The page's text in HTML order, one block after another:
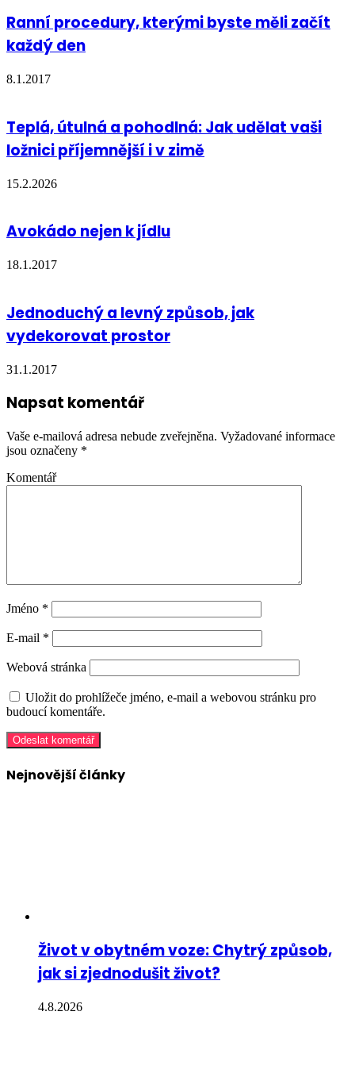
Ranní procedury, kterými byste měli začít
každý den
8.1.2017
Teplá, útulná a pohodlná: Jak udělat vaši
ložnici příjemnější i v zimě
15.2.2026
Avokádo nejen k jídlu
18.1.2017
Jednoduchý a levný způsob, jak
vydekorovat prostor
31.1.2017
Napsat komentář
Vaše e-mailová adresa nebude zveřejněna. Vyžadované informace
jsou označeny *
Komentář
Jméno *
E-mail *
Webová stránka
Uložit do prohlížeče jméno, e-mail a webovou stránku pro
budoucí komentáře.
Nejnovější články
Život v obytném voze: Chytrý způsob,
jak si zjednodušit život?
4.8.2026